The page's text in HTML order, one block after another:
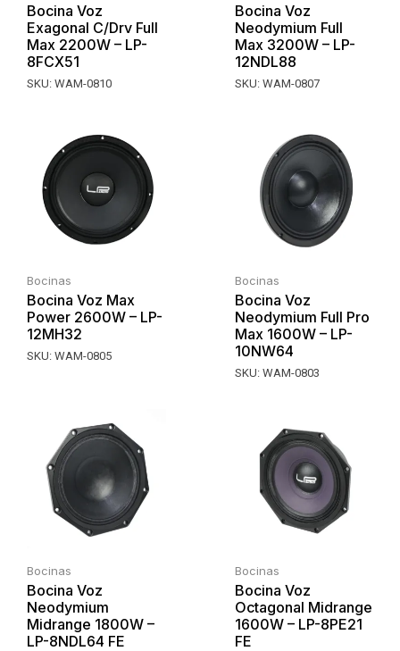
Bocina Voz
Exagonal C/Drv Full
Max 2200W – LP-
8FCX51
SKU: WAM-0810
Bocina Voz
Neodymium Full
Max 3200W – LP-
12NDL88
SKU: WAM-0807
Bocinas
Bocina Voz Max
Power 2600W – LP-
12MH32
SKU: WAM-0805
Bocinas
Bocina Voz
Neodymium Full Pro
Max 1600W – LP-
10NW64
SKU: WAM-0803
Bocinas
Bocina Voz
Neodymium
Midrange 1800W –
LP-8NDL64 FE
Bocinas
Bocina Voz
Octagonal Midrange
1600W – LP-8PE21
FE